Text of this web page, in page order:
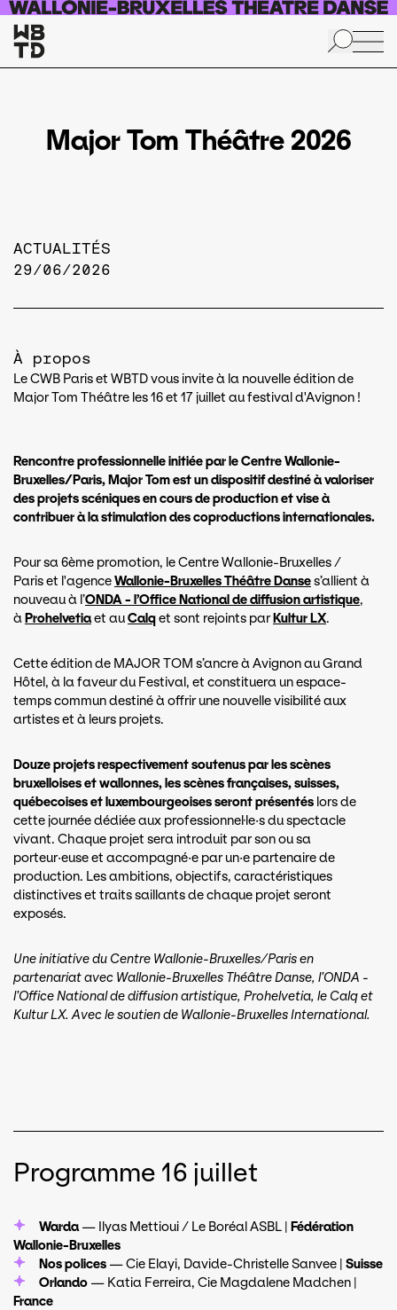
Aller au contenu principal
Major Tom Théâtre 2026
ACTUALITÉS
29/06/2026
À propos
Le CWB Paris et WBTD vous invite à la nouvelle édition de
Major Tom Théâtre les 16 et 17 juillet au festival d'Avignon !
Rencontre professionnelle initiée par le Centre Wallonie-
Bruxelles/Paris, Major Tom est un dispositif destiné à valoriser
des projets scéniques en cours de production et vise à
contribuer à la stimulation des coproductions internationales.
Pour sa 6ème promotion, le Centre Wallonie-Bruxelles /
Paris et l'agenceWallonie-Bruxelles Théâtre Danses’allient à
nouveau à l’ONDA - l’Office National de diffusion artistique,
à Prohelvetiaet auCalqet sont rejoints par Kultur LX.
Cette édition de MAJOR TOM s’ancre à Avignon au Grand
Hôtel, à la faveur du Festival, et constituera un espace-
temps commun destiné à offrir une nouvelle visibilité aux
artistes et à leurs projets.
Douze projetsrespectivement soutenus par les scènes
bruxelloises et wallonnes, les scènes françaises, suisses,
québecoises et luxembourgeoises seront présentés lors de
cette journée dédiée aux professionnel·le·s du spectacle
vivant. Chaque projet sera introduit par son ou sa
porteur·euse et accompagné·e par un·e partenaire de
production. Les ambitions, objectifs, caractéristiques
distinctives et traits saillants de chaque projet seront
exposés.
Une initiative du Centre Wallonie-Bruxelles/Paris en
partenariat avec Wallonie-Bruxelles Théâtre Danse, l’ONDA -
l’Office National de diffusion artistique, Prohelvetia, le Calq et
Kultur LX. Avec le soutien de Wallonie-Bruxelles International.
Programme 16 juillet
Warda— Ilyas Mettioui / Le Boréal ASBL |
Fédération
Wallonie-Bruxelles
Nos polices — Cie Elayi, Davide-Christelle Sanvee | Suisse
Orlando — Katia Ferreira, Cie Magdalene Madchen |
France